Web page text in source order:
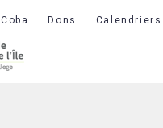
Coba Dons Calendriers